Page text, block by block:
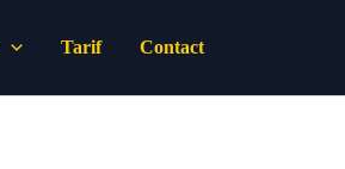
Tarif Contact